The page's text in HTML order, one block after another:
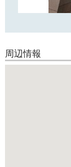
周辺情報